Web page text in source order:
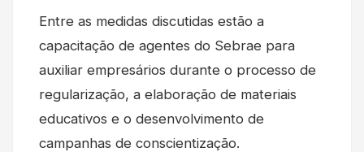
Entre as medidas discutidas estão a
capacitação de agentes do Sebrae para
auxiliar empresários durante o processo de
regularização, a elaboração de materiais
educativos e o desenvolvimento de
campanhas de conscientização.